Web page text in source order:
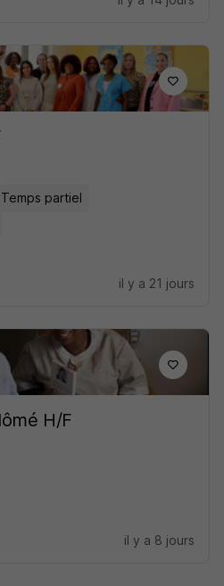
Temps partiel
il y a 21 jours
H/F
il y a 8 jours